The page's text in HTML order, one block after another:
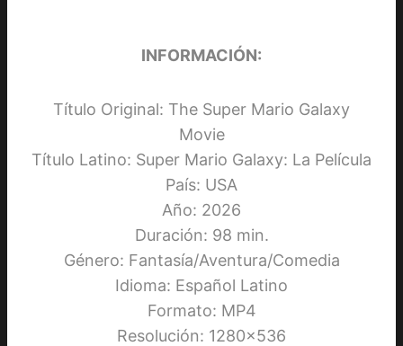
INFORMACIÓN:
Título Original: The Super Mario Galaxy
Movie
Título Latino: Super Mario Galaxy: La Película
País: USA
Año: 2026
Duración: 98 min.
Género: Fantasía/Aventura/Comedia
Idioma: Español Latino
Formato: MP4
Resolución: 1280×536